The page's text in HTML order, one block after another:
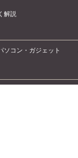
解説
ソコン・ガジェット